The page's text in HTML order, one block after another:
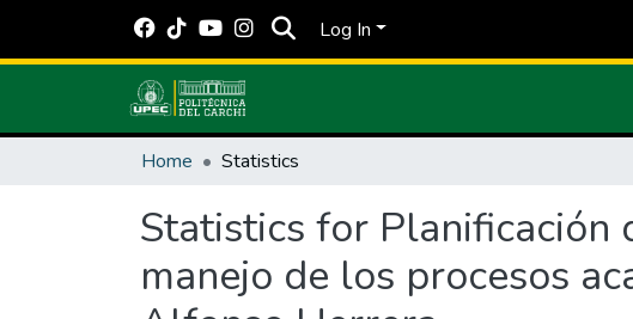
Log In
Home Statistics
Statistics for Planificación
manejo de los procesos